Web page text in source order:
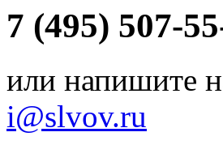
7 (495) 507-
или напишите
i@slvov.ru